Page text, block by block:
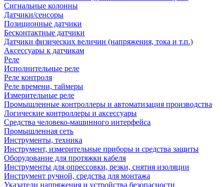
Сигнальные колонны
Датчики/сенсоры
Позиционные датчики
Бесконтактные датчики
Датчики физических величин (напряжения, тока и т.п.)
Аксессуары к датчикам
Реле
Исполнительные реле
Реле контроля
Реле времени, таймеры
Измерительные реле
Промышленные контроллеры и автоматизация производства
Логические контроллеры и аксессуары
Средства человеко-машинного интерфейса
Промышленная сеть
Инструменты, техника
Инструмент, измерительные приборы и средства защиты
Оборудование для протяжки кабеля
Инструменты для опрессовки, резки, снятия изоляции
Инструмент ручной, средства для монтажа
Указатели напряжения и устройства безопасности